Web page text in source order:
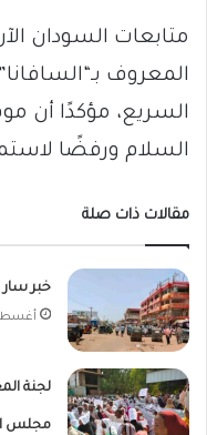
متابعات السودان
المعروف
السريع، مؤكدًا أن
السلام ورفضًا
مقالات ذات صلة
خبر
أغسطس 8,
لجنة
مجلس